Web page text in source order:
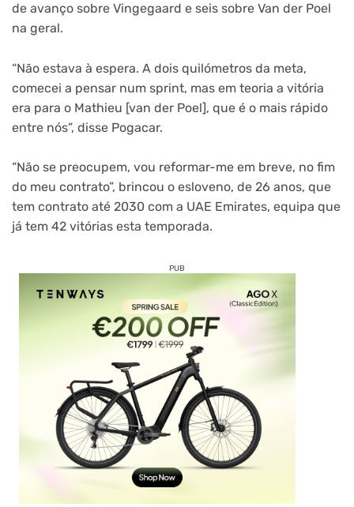
de avanço sobre Vingegaard e seis sobre Van der Poel
na geral.
“Não estava à espera. A dois quilómetros da meta,
comecei a pensar num sprint, mas em teoria a vitória
era para o Mathieu [van der Poel], que é o mais rápido
entre nós”, disse Pogacar.
“Não se preocupem, vou reformar-me em breve, no fim
do meu contrato”, brincou o esloveno, de 26 anos, que
tem contrato até 2030 com a UAE Emirates, equipa que
já tem 42 vitórias esta temporada.
PUB